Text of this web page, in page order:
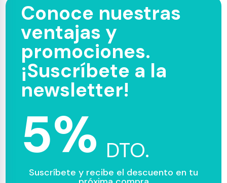
Conoce nuestras
ventajas y
promociones.
¡Suscríbete a la
newsletter!
5% DTO.
Suscríbete y recibe el descuento en tu